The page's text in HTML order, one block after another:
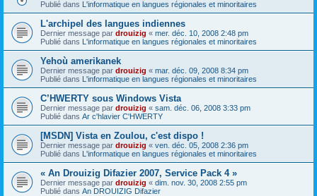
Publié dans L'informatique en langues régionales et minoritaires
L'archipel des langues indiennes
Dernier message par drouizig « mer. déc. 10, 2008 2:48 pm
Publié dans L'informatique en langues régionales et minoritaires
Yehoù amerikanek
Dernier message par drouizig « mar. déc. 09, 2008 8:34 pm
Publié dans L'informatique en langues régionales et minoritaires
C’HWERTY sous Windows Vista
Dernier message par drouizig « sam. déc. 06, 2008 3:33 pm
Publié dans Ar c'hlavier C'HWERTY
[MSDN] Vista en Zoulou, c'est dispo !
Dernier message par drouizig « ven. déc. 05, 2008 2:36 pm
Publié dans L'informatique en langues régionales et minoritaires
« An Drouizig Difazier 2007, Service Pack 4 »
Dernier message par drouizig « dim. nov. 30, 2008 2:55 pm
Publié dans An DROUIZIG Difazier